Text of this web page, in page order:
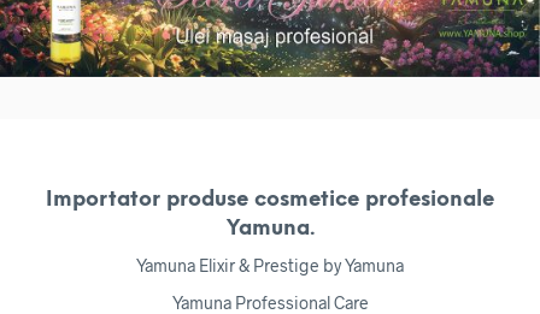
Importator produse cosmetice profesionale
Yamuna.
Yamuna Elixir & Prestige by Yamuna
Yamuna Professional Care